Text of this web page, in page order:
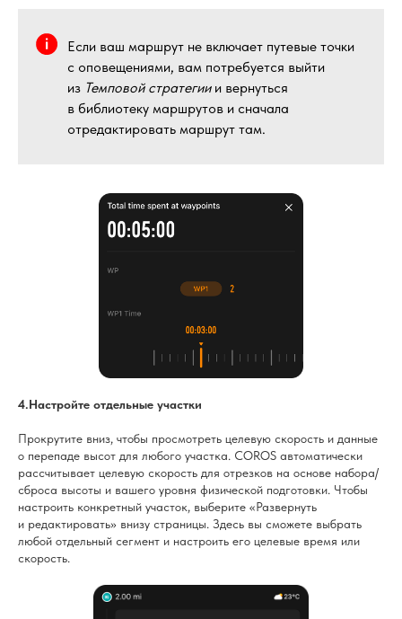
Если ваш маршрут не включает путевые точки
с оповещениями, вам потребуется выйти
из Темповой стратегии и вернуться
в библиотеку маршрутов и сначала
отредактировать маршрут там.
4.Настройте отдельные участки
Прокрутите вниз, чтобы просмотреть целевую скорость и данные
о перепаде высот для любого участка. COROS автоматически
рассчитывает целевую скорость для отрезков на основе набора/
сброса высоты и вашего уровня физической подготовки. Чтобы
настроить конкретный участок, выберите «Развернуть
и редактировать» внизу страницы. Здесь вы сможете выбрать
любой отдельный сегмент и настроить его целевые время или
скорость.